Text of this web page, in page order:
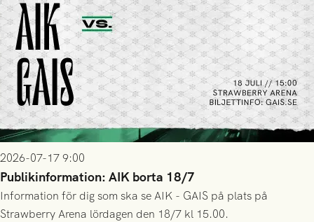
2026-07-17 9:00
Publikinformation: AIK borta 18/7
Information för dig som ska se AIK - GAIS på plats på
Strawberry Arena lördagen den 18/7 kl 15.00.